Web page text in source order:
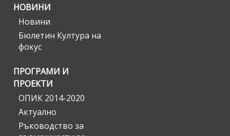
НОВИНИ
Новини
Бюлетин Култура на
фокус
ПРОГРАМИ И
ПРОЕКТИ
ОПИК 2014-2020
Актуално
Ръководство за